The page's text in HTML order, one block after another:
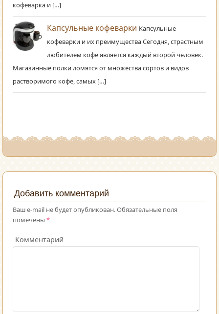
кофеварка и […]
Капсульные кофеварки Капсульные
кофеварки и их преимущества Сегодня, страстным
любителем кофе является каждый второй человек.
Магазинные полки ломятся от множества сортов и видов
растворимого кофе, самых […]
Добавить комментарий
Ваш e-mail не будет опубликован.Обязательные поля
помечены *
Комментарий